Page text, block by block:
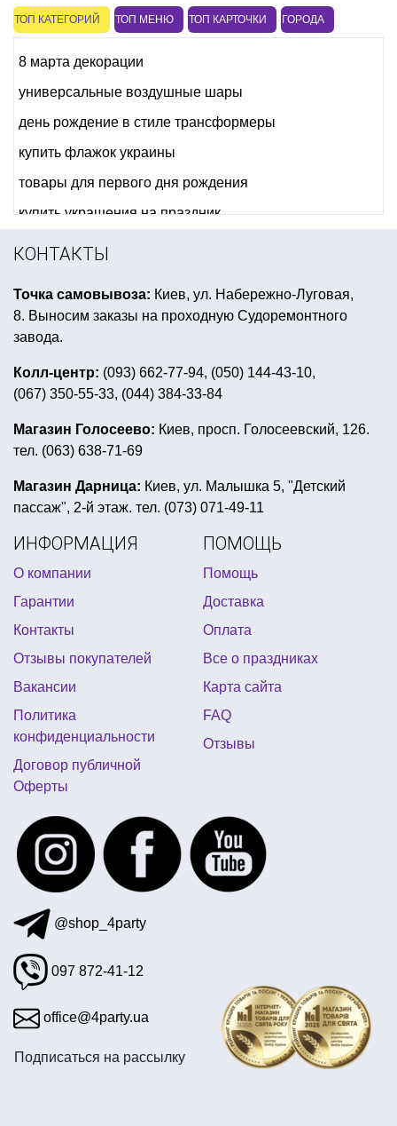
ТОП КАТЕГОРИЙ ТОП МЕНЮ ТОП КАРТОЧКИ ГОРОДА
8 марта декорации
универсальные воздушные шары
день рождение в стиле трансформеры
купить флажок украины
товары для первого дня рождения
купить украшения на праздник
воздушные шары маме на день рождения
бумажные гирлянды купить украина
романтические воздушные шары
оформление комнаты для пиратской вечеринки
свечки таблетки силиконовые части тела
день рождения в стиле черепашек ниндзя
купить костюмы для аниматоров недорого
день рождения в стиле марвел
день рождение в стиле миньонов
игрушки на елку украина
открытки днем святого валентина
ковбойские атрибуты
прикольные подтяжки купить
шарики в гавайском стиле
день рождения в стиле принцесс
щенячий патруль праздник
костюмы на хэллоуин детям
фольгированные шарики тематические киев
вечеринка диско накладная борода киев
головной убор пирата
КОНТАКТЫ
Точка самовывоза: Киев, ул. Набережно-Луговая,
8. Выносим заказы на проходную Судоремонтного
завода.
Колл-центр: (093) 662-77-94, (050) 144-43-10,
(067) 350-55-33, (044) 384-33-84
Магазин Голосеево: Киев, просп. Голосеевский, 126.
тел. (063) 638-71-69
Магазин Дарница: Киев, ул. Малышка 5, "Детский
пассаж", 2-й этаж. тел. (073) 071-49-11
ИНФОРМАЦИЯ
О компании
Гарантии
Контакты
Отзывы покупателей
Вакансии
Политика
конфиденциальности
Договор публичной
Оферты
ПОМОЩЬ
Помощь
Доставка
Оплата
Все о праздниках
Карта сайта
FAQ
Отзывы
@shop_4party
097 872-41-12
office@4party.ua
Подписаться на рассылку